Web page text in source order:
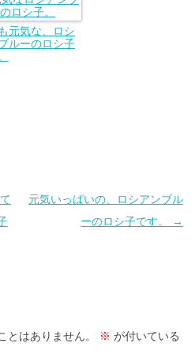
元気な、ロシ
ルーのロシ子
元気いっぱいの、ロシアンブル
ーのロシ子です。
→
とはありません。 ※ が付いている